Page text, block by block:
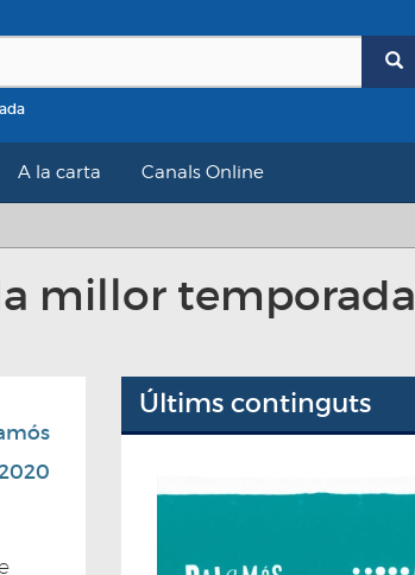
A la carta Canals Online
millor temporada
Últims continguts